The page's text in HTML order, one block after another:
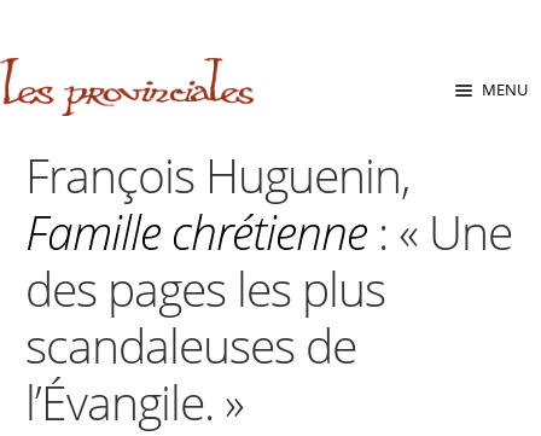
Aller
à
navigation
Aller
au
MENU
François Huguenin,
Famille chrétienne : « Une
des pages les plus
scandaleuses de
l’Évangile. »